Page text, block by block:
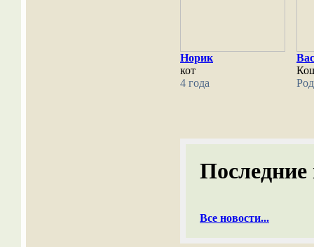
Норик
кот
4 года
Последние
Все новости...